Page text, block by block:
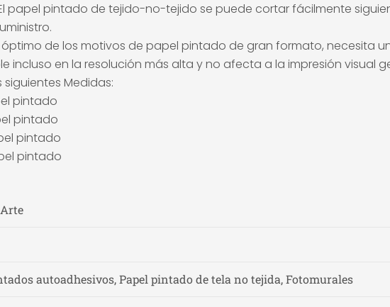
papel pintado de tejido-no-tejido se puede cortar fácilmente
de los motivos de papel pintado de gran formato, necesita
incluso en la resolución más alta y no afecta a la impresión visual
Medidas:
pintado
pintado
pintado
pintado
autoadhesivos, Papel pintado de tela no tejida, Fotomurales